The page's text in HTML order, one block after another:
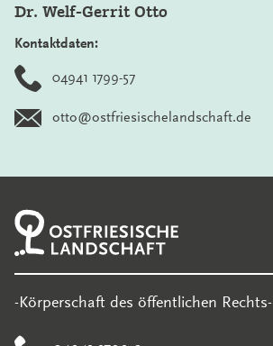
Dr. Welf-Gerrit Otto
Kontaktdaten:
04941 1799-57
otto@ostfriesischelandschaft.de
-Körperschaft des öffentlichen Rechts-